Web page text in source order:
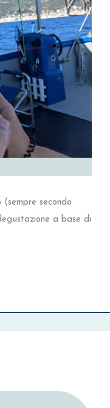
secondo
a base di